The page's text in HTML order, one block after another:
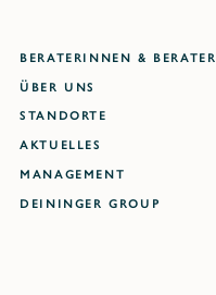
BERATERINNEN & BERATER
ÜBER UNS
STANDORTE
AKTUELLES
MANAGEMENT
DEININGER GROUP